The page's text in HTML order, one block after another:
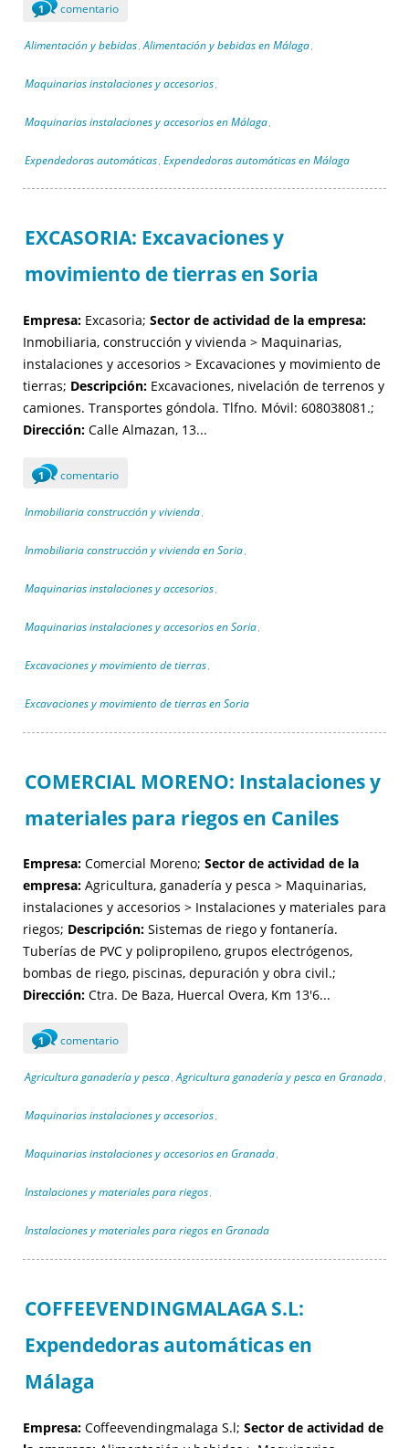
1 comentario
Alimentación y bebidas , Alimentación y bebidas en Málaga ,
Maquinarias instalaciones y accesorios ,
Maquinarias instalaciones y accesorios en Málaga ,
Expendedoras automáticas , Expendedoras automáticas en Málaga
EXCASORIA: Excavaciones y
movimiento de tierras en Soria
Empresa: Excasoria; Sector de actividad de la empresa:
Inmobiliaria, construcción y vivienda > Maquinarias,
instalaciones y accesorios > Excavaciones y movimiento de
tierras; Descripción: Excavaciones, nivelación de terrenos y
camiones. Transportes góndola. Tlfno. Móvil: 608038081.;
Dirección: Calle Almazan, 13...
1 comentario
Inmobiliaria construcción y vivienda ,
Inmobiliaria construcción y vivienda en Soria ,
Maquinarias instalaciones y accesorios ,
Maquinarias instalaciones y accesorios en Soria ,
Excavaciones y movimiento de tierras ,
Excavaciones y movimiento de tierras en Soria
COMERCIAL MORENO: Instalaciones y
materiales para riegos en Caniles
Empresa: Comercial Moreno; Sector de actividad de la
empresa: Agricultura, ganadería y pesca > Maquinarias,
instalaciones y accesorios > Instalaciones y materiales para
riegos; Descripción: Sistemas de riego y fontanería.
Tuberías de PVC y polipropileno, grupos electrógenos,
bombas de riego, piscinas, depuración y obra civil.;
Dirección: Ctra. De Baza, Huercal Overa, Km 13'6...
1 comentario
Agricultura ganadería y pesca , Agricultura ganadería y pesca en Granada ,
Maquinarias instalaciones y accesorios ,
Maquinarias instalaciones y accesorios en Granada ,
Instalaciones y materiales para riegos ,
Instalaciones y materiales para riegos en Granada
COFFEEVENDINGMALAGA S.L:
Expendedoras automáticas en
Málaga
Empresa: Coffeevendingmalaga S.l; Sector de actividad de